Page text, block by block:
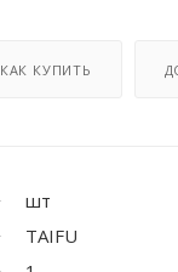
КАК КУПИТЬ
шт
TAIFU